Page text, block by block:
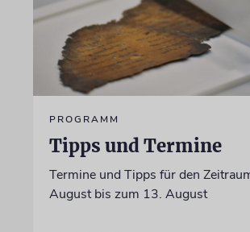
PROGRAMM
Tipps und Termine
Termine und Tipps für den
August bis zum 13. August